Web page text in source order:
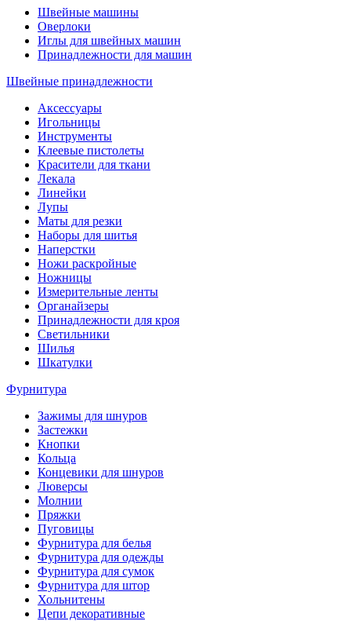
Швейные машины
Оверлоки
Иглы для швейных машин
Принадлежности для машин
Швейные принадлежности
Аксессуары
Игольницы
Инструменты
Клеевые пистолеты
Красители для ткани
Лекала
Линейки
Лупы
Маты для резки
Наборы для шитья
Наперстки
Ножи раскройные
Ножницы
Измерительные ленты
Органайзеры
Принадлежности для кроя
Светильники
Шилья
Шкатулки
Фурнитура
Зажимы для шнуров
Застежки
Кнопки
Кольца
Концевики для шнуров
Люверсы
Молнии
Пряжки
Пуговицы
Фурнитура для белья
Фурнитура для одежды
Фурнитура для сумок
Фурнитура для штор
Хольнитены
Цепи декоративные